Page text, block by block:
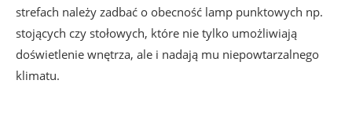
strefach należy zadbać o obecność lamp punktowych np.
stojących czy stołowych, które nie tylko umożliwiają
doświetlenie wnętrza, ale i nadają mu niepowtarzalnego
klimatu.